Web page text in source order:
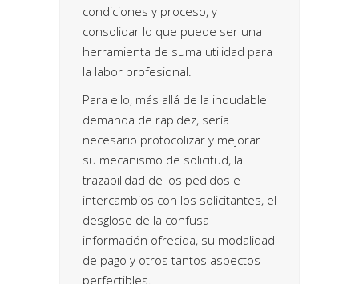
condiciones y proceso, y
consolidar lo que puede ser una
herramienta de suma utilidad para
la labor profesional.
Para ello, más allá de la indudable
demanda de rapidez, sería
necesario protocolizar y mejorar
su mecanismo de solicitud, la
trazabilidad de los pedidos e
intercambios con los solicitantes, el
desglose de la confusa
información ofrecida, su modalidad
de pago y otros tantos aspectos
perfectibles.